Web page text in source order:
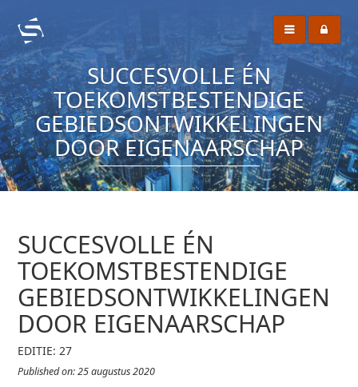
SUCCESVOLLE ÉN
TOEKOMSTBESTENDIGE
GEBIEDSONTWIKKELINGEN
DOOR EIGENAARSCHAP
SUCCESVOLLE ÉN
TOEKOMSTBESTENDIGE
GEBIEDSONTWIKKELINGEN
DOOR EIGENAARSCHAP
EDITIE: 27
Published on: 25 augustus 2020